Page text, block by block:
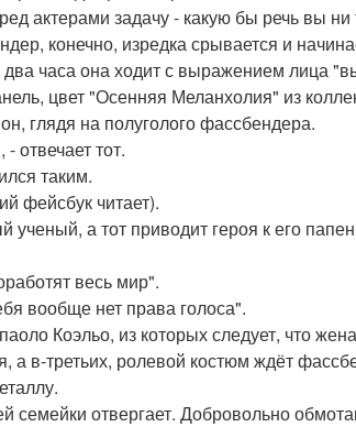
актерами задачу - какую бы речь вы ни
конечно, изредка срывается и
часа она ходит с выражением лица
цвет "Осенняя Меланхолия" из
глядя на полуголого фассбендера.
отвечает тот.
таким.
фейсбук читает).
а тот приводит героя к его
весь мир".
вообще нет права голоса".
Коэльо, из которых следует, что
а в-третьих, ролевой костюм ждёт
семейки отвергает. Добровольно